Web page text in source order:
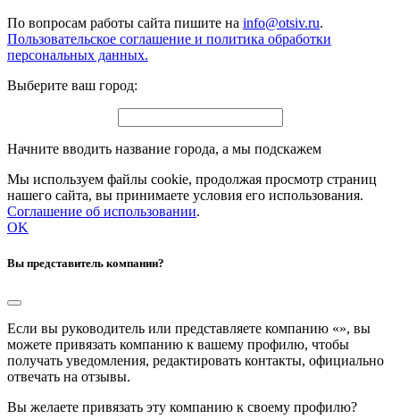
По вопросам работы сайта пишите на info@otsiv.ru.
Пользовательское соглашение и политика обработки
персональных данных.
Выберите ваш город:
Начните вводить название города, а мы подскажем
Мы используем файлы cookie, продолжая просмотр страниц
нашего сайта, вы принимаете условия его использования.
Соглашение об использовании.
OK
Вы представитель компании?
Если вы руководитель или представляете компанию «», вы
можете привязать компанию к вашему профилю, чтобы
получать уведомления, редактировать контакты, официально
отвечать на отзывы.
Вы желаете привязать эту компанию к своему профилю?